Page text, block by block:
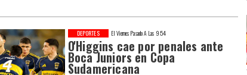
El Viernes Pasado A Las 9:54
O'Higgins cae por penales ante
Boca Juniors en Copa
Sudamericana
DEPORTES